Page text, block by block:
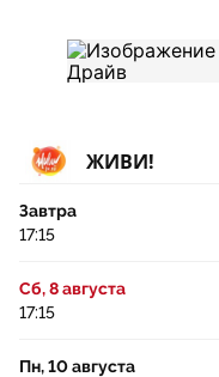
ЖИВИ!
Завтра
17:15
Сб, 8 августа
17:15
Пн, 10 августа